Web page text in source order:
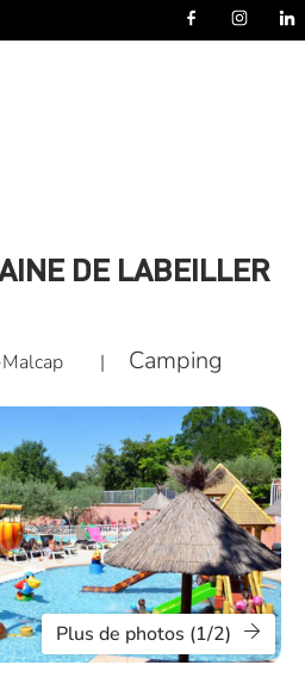
DE LABEILLER
| Camping
Plus de photos (1/2)